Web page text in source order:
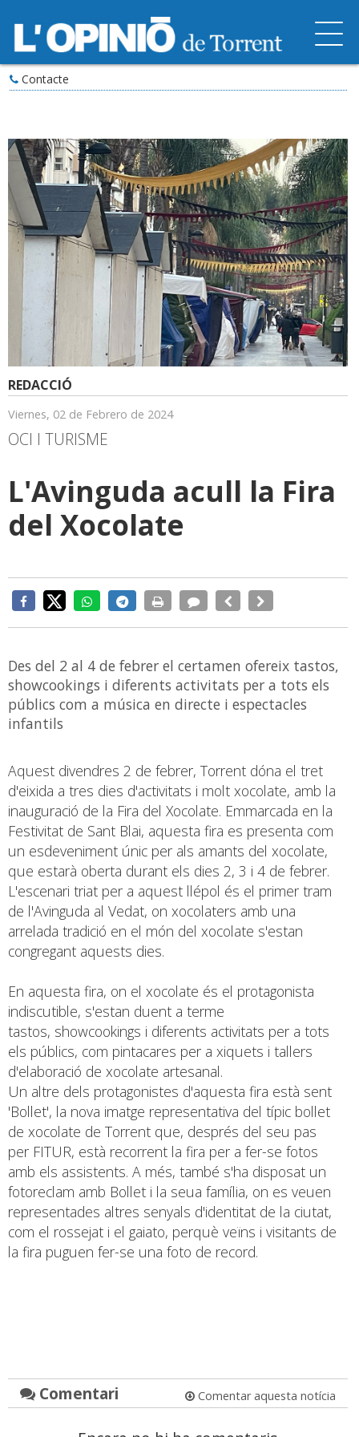
Contacte
REDACCIÓ
Viernes, 02 de Febrero de 2024
OCI I TURISME
L'Avinguda acull la Fira
del Xocolate
Des del 2 al 4 de febrer el certamen ofereix tastos,
showcookings i diferents activitats per a tots els
públics com a música en directe i espectacles
infantils
Aquest divendres 2 de febrer, Torrent dóna el tret
d'eixida a tres dies d'activitats i molt xocolate, amb la
inauguració de la Fira del Xocolate. Emmarcada en la
Festivitat de Sant Blai, aquesta fira es presenta com
un esdeveniment únic per als amants del xocolate,
que estarà oberta durant els dies 2, 3 i 4 de febrer.
L'escenari triat per a aquest llépol és el primer tram
de l'Avinguda al Vedat, on xocolaters amb una
arrelada tradició en el món del xocolate s'estan
congregant aquests dies.
En aquesta fira, on el xocolate és el protagonista
indiscutible, s'estan duent a terme
tastos, showcookings i diferents activitats per a tots
els públics, com pintacares per a xiquets i tallers
d'elaboració de xocolate artesanal.
Un altre dels protagonistes d'aquesta fira està sent
'Bollet', la nova imatge representativa del típic bollet
de xocolate de Torrent que, després del seu pas
per FITUR, està recorrent la fira per a fer-se fotos
amb els assistents. A més, també s'ha disposat un
fotoreclam amb Bollet i la seua família, on es veuen
representades altres senyals d'identitat de la ciutat,
com el rossejat i el gaiato, perquè veïns i visitants de
la fira puguen fer-se una foto de record.
Comentari Comentar aquesta notícia